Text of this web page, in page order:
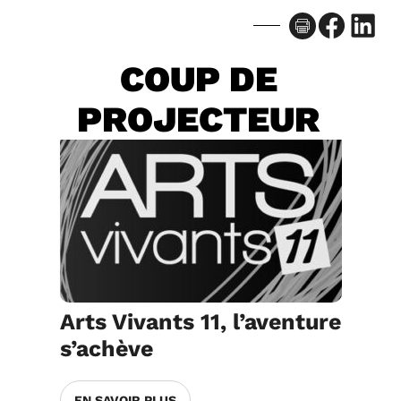
Facebook LinkedIn
COUP DE
PROJECTEUR
Arts Vivants 11, l’aventure
s’achève